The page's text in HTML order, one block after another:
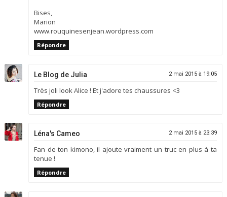
Bises,
Marion
www.rouquinesenjean.wordpress.com
Répondre
Le Blog de Julia 2 mai 2015 à 19:05
Très joli look Alice ! Et j'adore tes chaussures <3
Répondre
Léna's Cameo 2 mai 2015 à 23:39
Fan de ton kimono, il ajoute vraiment un truc en plus à ta
tenue !
Répondre